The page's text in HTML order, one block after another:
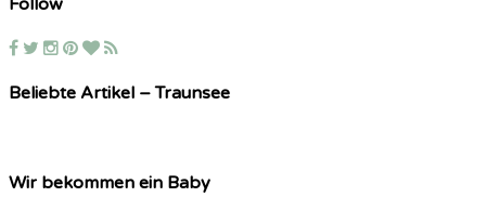
Beliebte Artikel – Traunsee
Wir bekommen ein Baby